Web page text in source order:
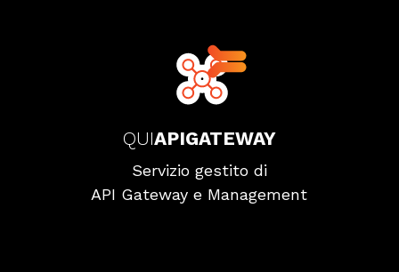
QUIAPIGATEWAY
Servizio gestito di
API Gateway e Management